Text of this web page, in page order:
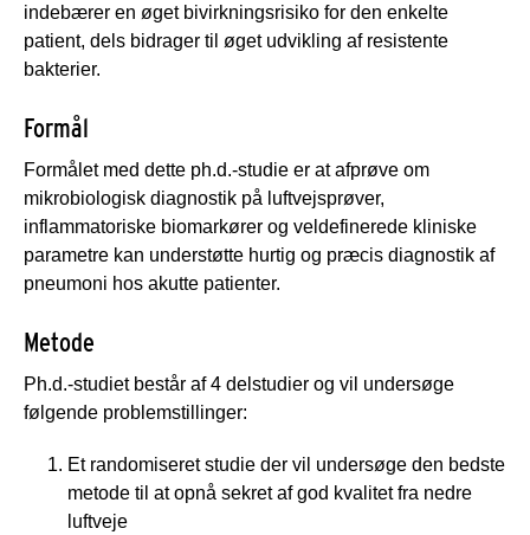
indebærer en øget bivirkningsrisiko for den enkelte
patient, dels bidrager til øget udvikling af resistente
bakterier.
Formål
Formålet med dette ph.d.-studie er at afprøve om
mikrobiologisk diagnostik på luftvejsprøver,
inflammatoriske biomarkører og veldefinerede kliniske
parametre kan understøtte hurtig og præcis diagnostik af
pneumoni hos akutte patienter.
Metode
Ph.d.-studiet består af 4 delstudier og vil undersøge
følgende problemstillinger:
Et randomiseret studie der vil undersøge den bedste
metode til at opnå sekret af god kvalitet fra nedre
luftveje